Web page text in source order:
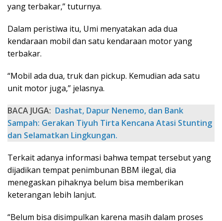
yang terbakar,” tuturnya.
Dalam peristiwa itu, Umi menyatakan ada dua
kendaraan mobil dan satu kendaraan motor yang
terbakar.
“Mobil ada dua, truk dan pickup. Kemudian ada satu
unit motor juga,” jelasnya.
BACA JUGA: Dashat, Dapur Nenemo, dan Bank
Sampah: Gerakan Tiyuh Tirta Kencana Atasi Stunting
dan Selamatkan Lingkungan.
Terkait adanya informasi bahwa tempat tersebut yang
dijadikan tempat penimbunan BBM ilegal, dia
menegaskan pihaknya belum bisa memberikan
keterangan lebih lanjut.
“Belum bisa disimpulkan karena masih dalam proses